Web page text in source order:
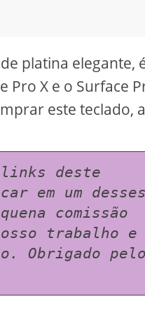
platina elegante,
X e o Surface
este teclado,
links deste
em um desses
comissão
trabalho e
Obrigado pelo